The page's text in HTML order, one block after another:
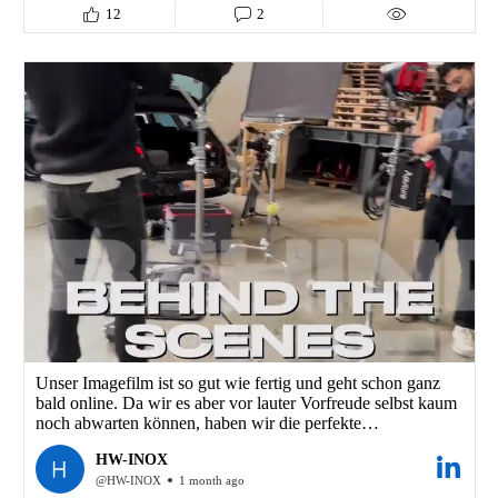
Hier ist das Making-of-Video unserer zwei actionreichen
Drehtage.
Während wir noch den letzten Feinschliff vornehmen, zeigt
dieses Behind-the-scene-Video das, was uns ausmacht: Jede
Menge Dynamik, Präzision und ein starkes Team, das mit
vollem Einsatz dabei ist.
Schauen Sie rein und verkürzen Sie sich die Wartezeit! 🎥🔥
#HWInox #Produktion
12 2
Unser Imagefilm ist so gut wie fertig und geht schon ganz
bald online. Da wir es aber vor lauter Vorfreude selbst kaum
noch abwarten können, haben wir die perfekte
Überbrückung für Sie! ✨
Bevor wir den Vorhang für das finale Meisterwerk lüften,
HW-INOX
@HW-INOX 1 month ago